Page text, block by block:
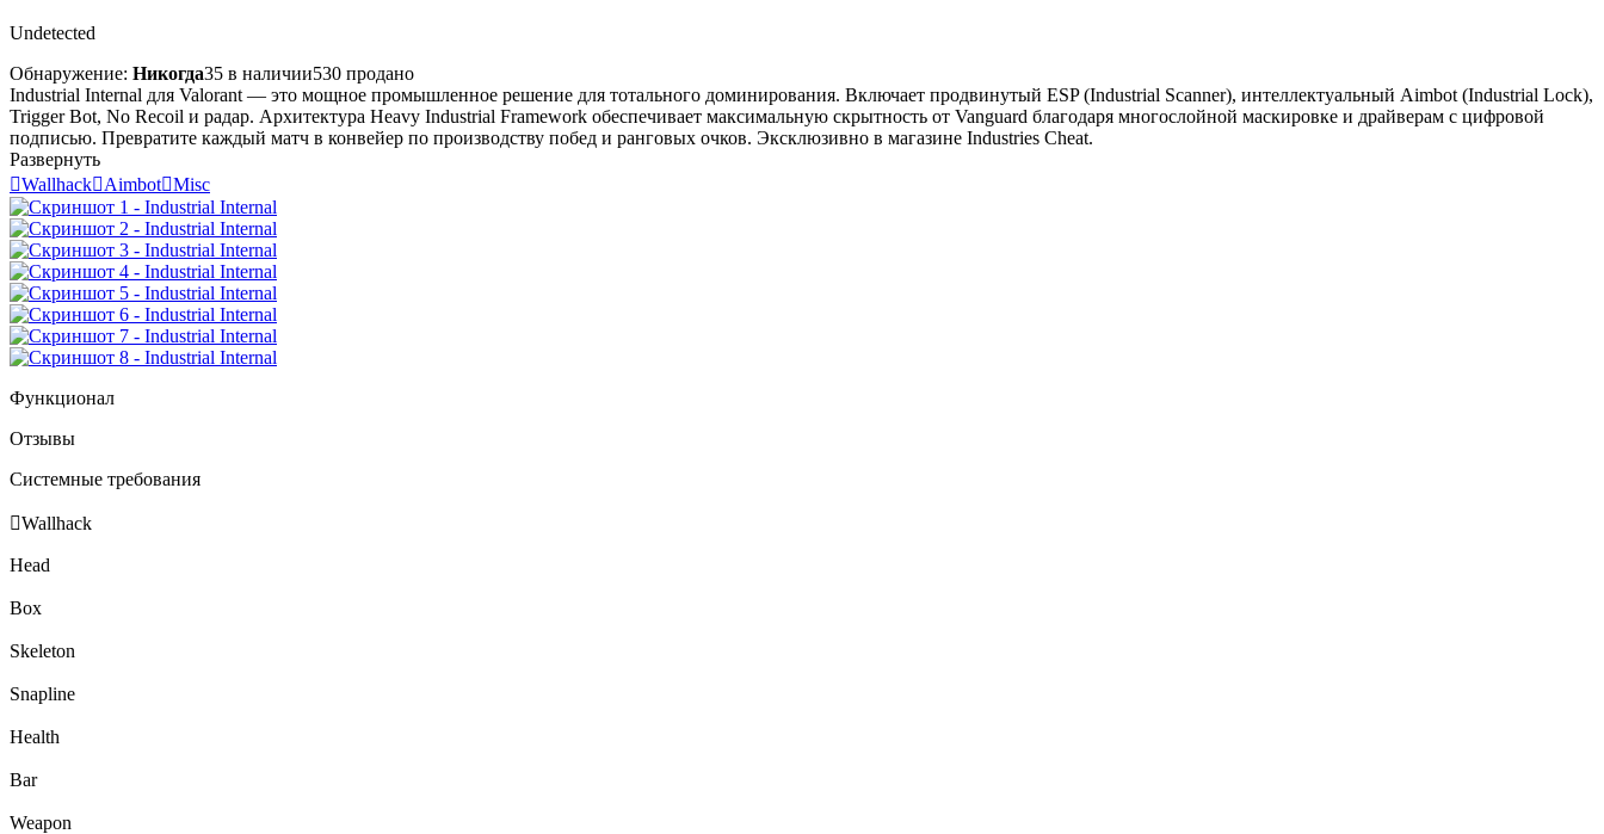
Undetected
Обнаружение: Никогда35 в наличии530 продано
Industrial Internal для Valorant — это мощное промышленное решение для тотального доминирования. Включает продвинутый ESP (Industrial Scanner), интеллектуальный Aimbot (Industrial Lock),
Trigger Bot, No Recoil и радар. Архитектура Heavy Industrial Framework обеспечивает максимальную скрытность от Vanguard благодаря многослойной маскировке и драйверам с цифровой
подписью. Превратите каждый матч в конвейер по производству побед и ранговых очков. Эксклюзивно в магазине Industries Cheat.
Развернуть
WallhackAimbotMisc
Функционал
Отзывы
Системные требования
Wallhack
Head
Box
Skeleton
Snapline
Health
Bar
Weapon